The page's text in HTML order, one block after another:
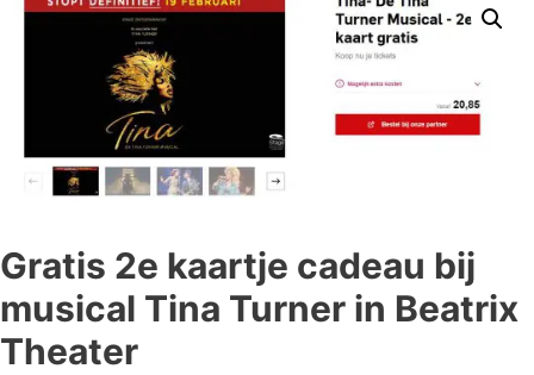
Gratis 2e kaartje cadeau bij
musical Tina Turner in Beatrix
Theater